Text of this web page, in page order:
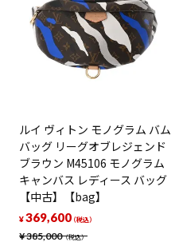
ルイ ヴィトン モノグラム バム
バッグ リーグオブレジェンド
ブラウン M45106 モノグラム
キャンバス レディース バッグ
【中古】【bag】
¥385,000（税込）
¥369,600（税込）